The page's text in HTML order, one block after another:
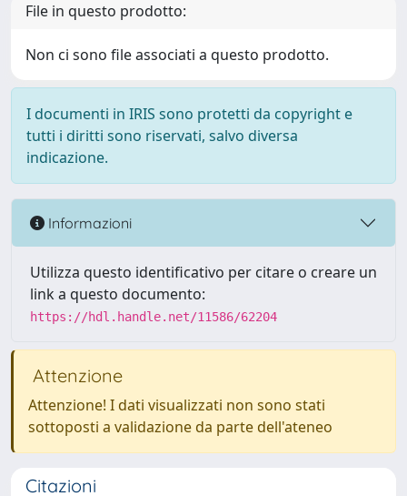
File in questo prodotto:
Non ci sono file associati a questo prodotto.
I documenti in IRIS sono protetti da copyright e
tutti i diritti sono riservati, salvo diversa
indicazione.
Informazioni
Utilizza questo identificativo per citare o creare un
link a questo documento:
https://hdl.handle.net/11586/62204
Attenzione
Attenzione! I dati visualizzati non sono stati
sottoposti a validazione da parte dell'ateneo
Citazioni